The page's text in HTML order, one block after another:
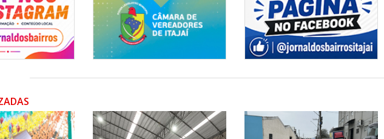
os voluntários recolheram resíduos descartados
diferentes pontos da cidade, contribuindo para a conservação
e para a proteção da fauna e da flora locais. A expectativa
que as ações realizadas ao longo da programação resultem na
de 50 toneladas de resíduos dos rios e margens de Itajaí. A
será divulgada ao longo da semana.
de um forte El Niño, fortalecendo a proteção dos rios e
diante de eventos climáticos extremos.